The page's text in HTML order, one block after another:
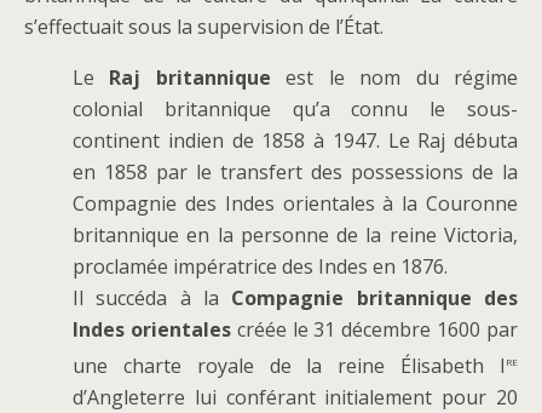
s’effectuait sous la supervision de l’État.
Le Raj britannique est le nom du régime
colonial britannique qu’a connu le sous-
continent indien de 1858 à 1947. Le Raj débuta
en 1858 par le transfert des possessions de la
Compagnie des Indes orientales à la Couronne
britannique en la personne de la reine Victoria,
proclamée impératrice des Indes en 1876.
Il succéda à la Compagnie britannique des
Indes orientalescréée le 31 décembre 1600 par
une charte royale de la reine Élisabeth Ire
d’Angleterre lui conférant initialement pour 20